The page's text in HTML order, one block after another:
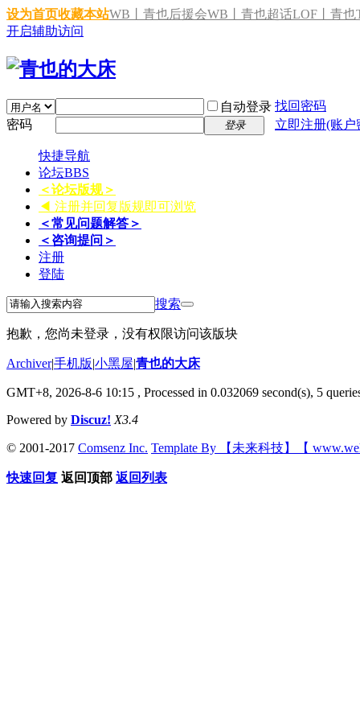
设为首页收藏本站WB丨青也后援会WB丨青也超话LOF丨青也
开启辅助访问
自动登录 找回密码
密码
登录 立即注册(账
快捷导航
论坛BBS
＜论坛版规＞
◀ 注册并回复版规即可浏览
＜常见问题解答＞
＜咨询提问＞
注册
登陆
搜索
抱歉，您尚未登录，没有权限访问该版块
Archiver|手机版|小黑屋|青也的大床
GMT+8, 2026-8-6 10:15 , Processed in 0.032069 second(s), 5
Powered by Discuz! X3.4
© 2001-2017 Comsenz Inc. Template By 【未来科技】【
快速回复 返回顶部 返回列表